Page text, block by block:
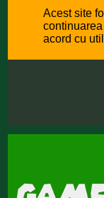
Acest site
acord cu